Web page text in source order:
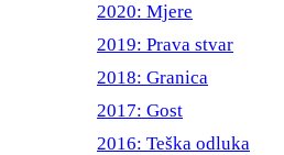
2020: Mjere
2019: Prava stvar
2018: Granica
2017: Gost
2016: Teška odluka